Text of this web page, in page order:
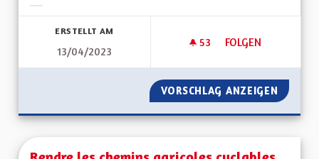
ERSTELLT AM
13/04/2023
53 53 FOLLOWER
FOLGEN
L'ALSACE NOTRE
VORSCHLAG ANZEIGEN